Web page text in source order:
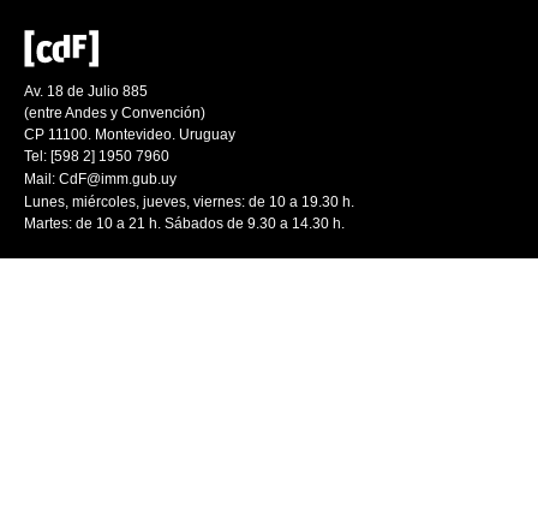
Av. 18 de Julio 885
(entre Andes y Convención)
CP 11100. Montevideo. Uruguay
Tel: [598 2] 1950 7960
Mail: CdF@imm.gub.uy
Lunes, miércoles, jueves, viernes: de 10 a 19.30 h.
Martes: de 10 a 21 h. Sábados de 9.30 a 14.30 h.